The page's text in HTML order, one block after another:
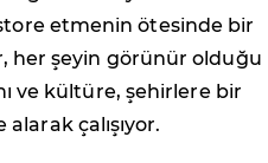
etmenin ötesinde bir
her şeyin görünür olduğu
ve kültüre, şehirlere bir
çalışıyor.